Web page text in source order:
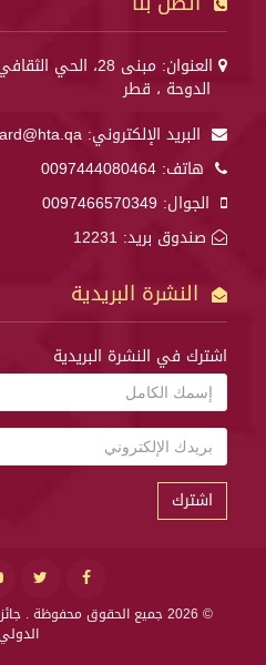
العنوان: مبنى 28، الحي الثقافي (كتارا)،
الدوحة ، قطر
البريد الإلكتروني:
هاتف: 0097444080464
الجوال: 0097466570349
صندوق بريد: 12231
النشرة البريدية
اشترك في النشرة البريدية
اشترك
© 2026 جميع الحقوق محفوظة .